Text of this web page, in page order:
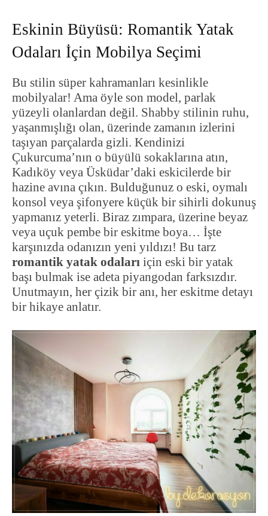
Eskinin Büyüsü: Romantik Yatak
Odaları İçin Mobilya Seçimi
Bu stilin süper kahramanları kesinlikle
mobilyalar! Ama öyle son model, parlak
yüzeyli olanlardan değil. Shabby stilinin ruhu,
yaşanmışlığı olan, üzerinde zamanın izlerini
taşıyan parçalarda gizli. Kendinizi
Çukurcuma’nın o büyülü sokaklarına atın,
Kadıköy veya Üsküdar’daki eskicilerde bir
hazine avına çıkın. Bulduğunuz o eski, oymalı
konsol veya şifonyere küçük bir sihirli dokunuş
yapmanız yeterli. Biraz zımpara, üzerine beyaz
veya uçuk pembe bir eskitme boya… İşte
karşınızda odanızın yeni yıldızı! Bu tarz
romantik yatak odaları için eski bir yatak
başı bulmak ise adeta piyangodan farksızdır.
Unutmayın, her çizik bir anı, her eskitme detayı
bir hikaye anlatır.